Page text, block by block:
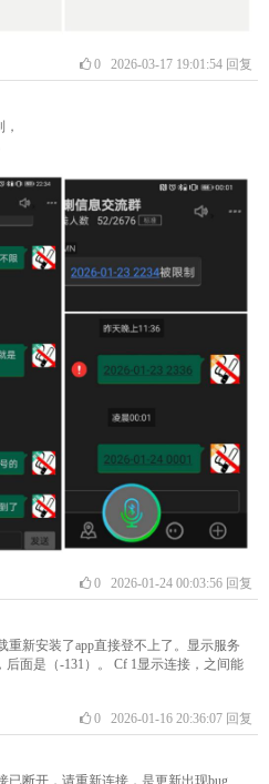
02026-03-17 19:01:54 回复
02026-01-24 00:03:56 回复
重新安装了app直接登不上了。显示服务
后面是（-131）。 Cf 1显示连接，之间能
02026-01-16 20:36:07 回复
已断开，请重新连接，是更新出现bug